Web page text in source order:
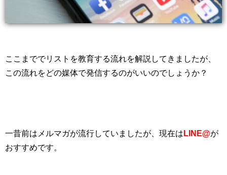
ここまででリストを教育する流れを解説してきましたが、
この流れをどの媒体で発信するのがいいのでしょうか？
一昔前はメルマガが流行していましたが、現在は LINE@が
おすすめです。